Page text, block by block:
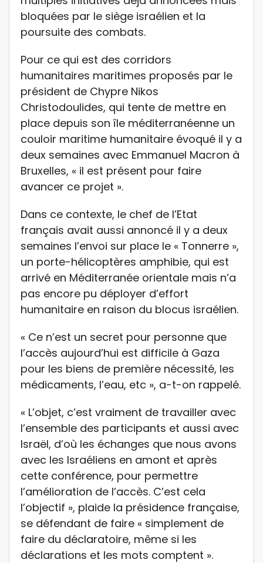
bloquées par le siège israélien et la
poursuite des combats.
Pour ce qui est des corridors
humanitaires maritimes proposés par le
président de Chypre Nikos
Christodoulides, qui tente de mettre en
place depuis son île méditerranéenne un
couloir maritime humanitaire évoqué il y a
deux semaines avec Emmanuel Macron à
Bruxelles, « il est présent pour faire
avancer ce projet ».
Dans ce contexte, le chef de l’Etat
français avait aussi annoncé il y a deux
semaines l’envoi sur place le « Tonnerre »,
un porte-hélicoptères amphibie, qui est
arrivé en Méditerranée orientale mais n’a
pas encore pu déployer d’effort
humanitaire en raison du blocus israélien.
« Ce n’est un secret pour personne que
l’accès aujourd’hui est difficile à Gaza
pour les biens de première nécessité, les
médicaments, l’eau, etc », a-t-on rappelé.
« L’objet, c’est vraiment de travailler avec
l’ensemble des participants et aussi avec
Israël, d’où les échanges que nous avons
avec les Israéliens en amont et après
cette conférence, pour permettre
l’amélioration de l’accès. C’est cela
l’objectif », plaide la présidence française,
se défendant de faire « simplement de
faire du déclaratoire, même si les
déclarations et les mots comptent ».